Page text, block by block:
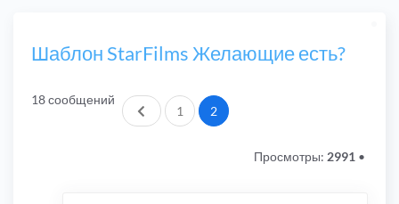
Шаблон StarFilms Желающие есть?
18 сообщений
Пред.1 2
Просмотры: 2991 •